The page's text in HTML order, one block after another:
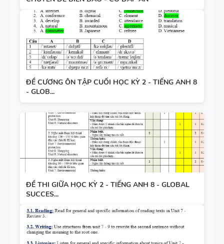
ĐỀ CƯƠNG ÔN TẬP CUỐI HỌC KỲ 2 - TIẾNG ANH 8
- GLOB...
ĐỀ THI GIỮA HỌC KỲ 2 - TIẾNG ANH 8 - GLOBAL
SUCCES...